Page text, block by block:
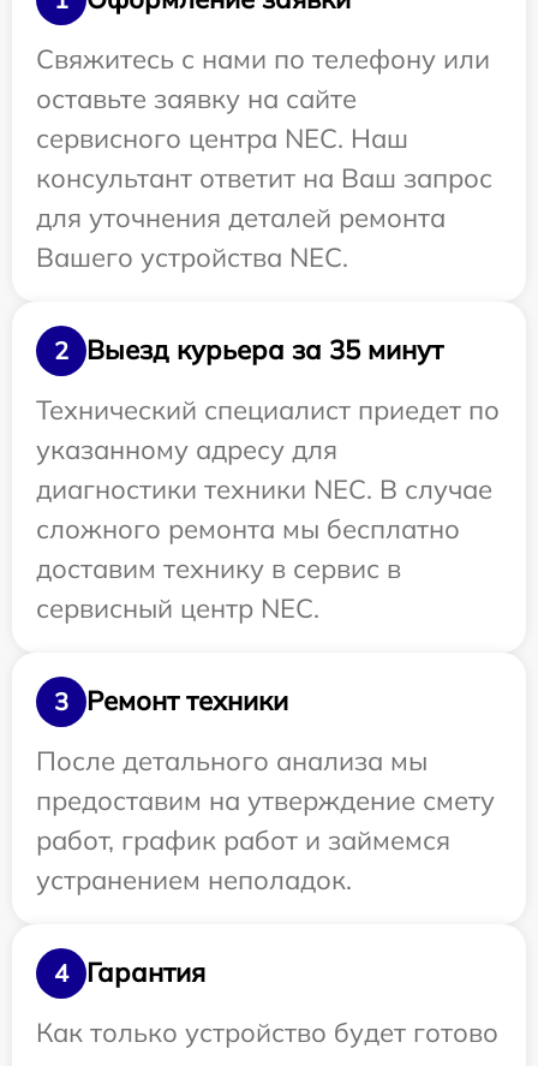
Свяжитесь с нами по телефону или
оставьте заявку на сайте
сервисного центра NEC. Наш
консультант ответит на Ваш запрос
для уточнения деталей ремонта
Вашего устройства NEC.
2
Выезд курьера за 35 минут
Технический специалист приедет по
указанному адресу для
диагностики техники NEC. В случае
сложного ремонта мы бесплатно
доставим технику в сервис в
сервисный центр NEC.
3
Ремонт техники
После детального анализа мы
предоставим на утверждение смету
работ, график работ и займемся
устранением неполадок.
4
Гарантия
Как только устройство будет готово